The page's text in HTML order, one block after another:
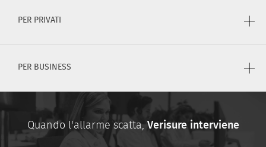
PER PRIVATI
PER BUSINESS
Quando l'allarme scatta, Verisure interviene